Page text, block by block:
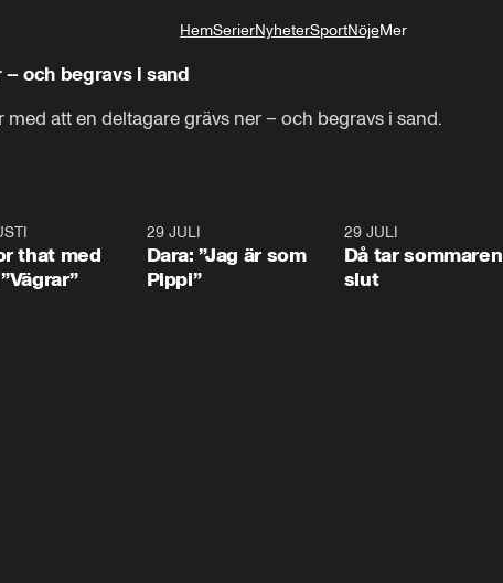
HemSerierNyheterSportNöjeMer
– och begravs i sand
att en deltagare grävs ner – och begravs i sand.
that med
29 JULI
Dara: ”Jag är som
Pippi”
29 JULI
Då tar sommaren
slut